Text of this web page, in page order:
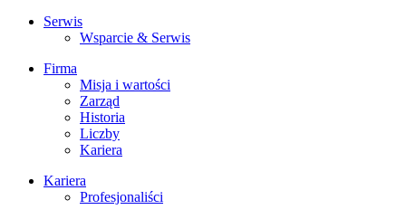
Serwis
Wsparcie & Serwis
Firma
Misja i wartości
Zarząd
Historia
Liczby
Kariera
Kariera
Profesjonaliści